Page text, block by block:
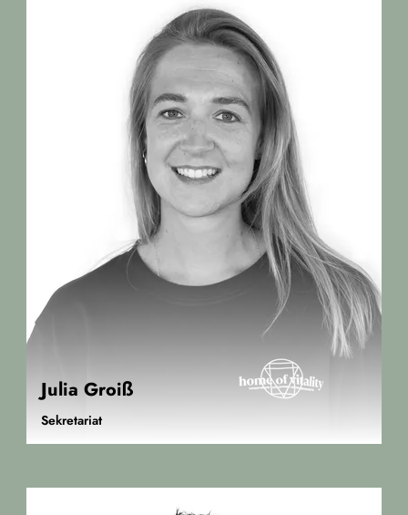
Julia Groiß
Sekretariat